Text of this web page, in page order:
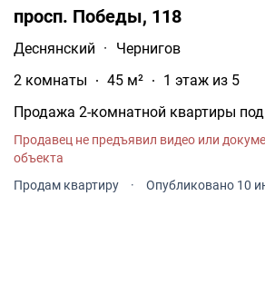
просп. Победы, 118
Деснянский ·
Чернигов
2 комнаты
45 м²
1 этаж из 5
Продажа 2-комнатной квартиры
юношества). Первый этаж, с
металлопластиковое окно в
санузел. Возможно, рассмотрим вариант продажи с
Продавец не предъявил видео или
объекта
Продам квартиру
· Опубликовано 10